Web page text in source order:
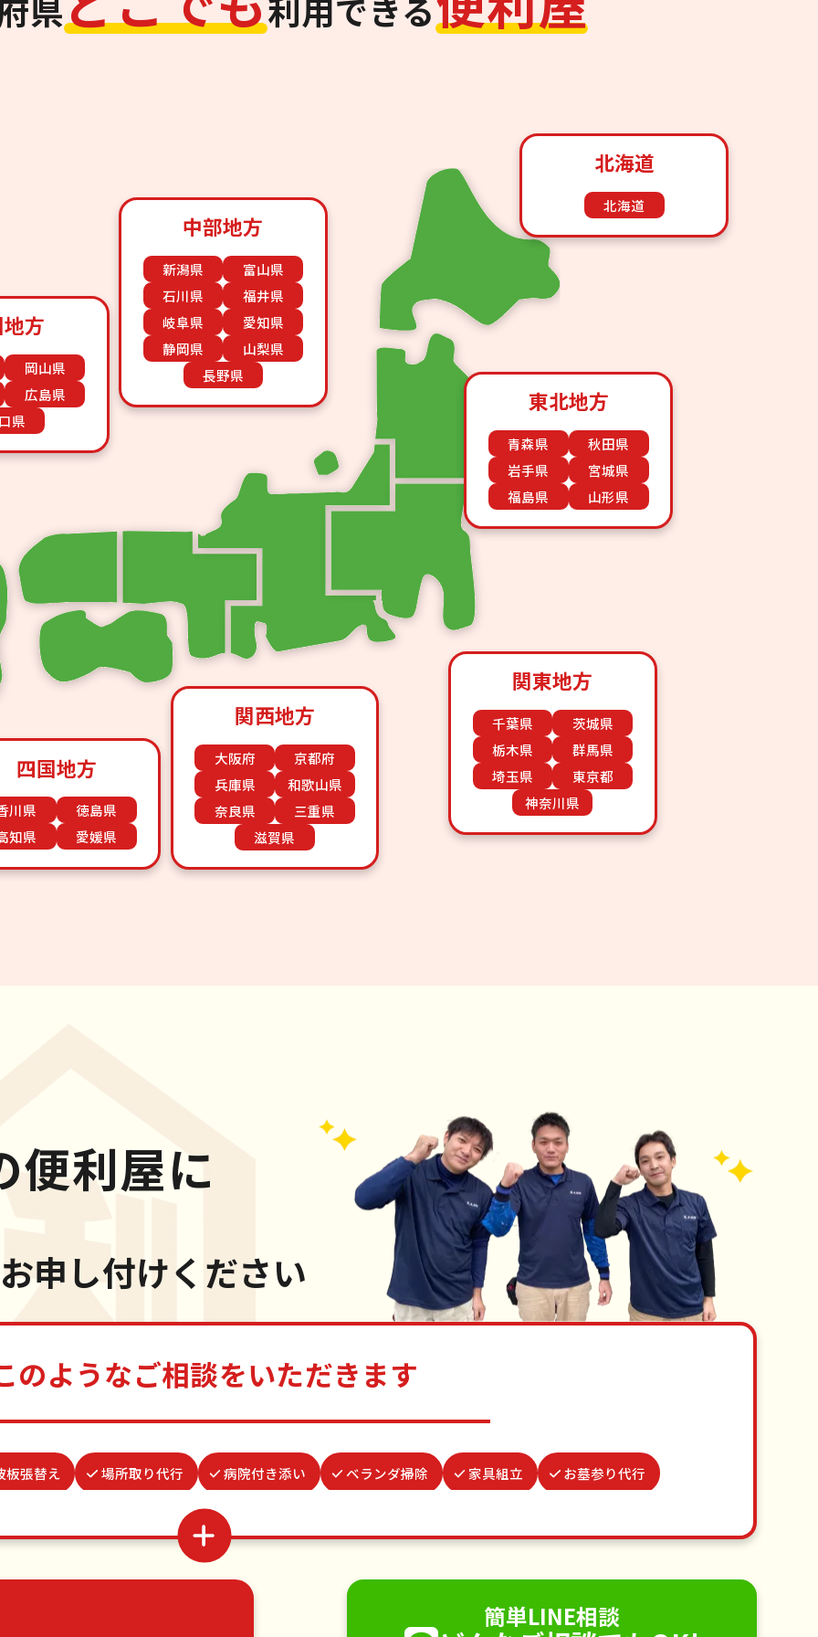
県 利用できる
北海道
北海道
東北地方
青森県
秋田県
岩手県
宮城県
福島県
山形県
関東地方
千葉県
茨城県
栃木県
群馬県
埼玉県
東京都
神奈川県
中部地方
新潟県
富山県
石川県
福井県
岐阜県
愛知県
静岡県
山梨県
長野県
関西地方
大阪府
京都府
兵庫県
和歌山県
奈良県
三重県
滋賀県
四国地方
川県
徳島県
知県
愛媛県
方
岡山県
広島県
県
便利屋に
お申し付けください
のようなご相談をいただきます
板張替え 場所取り代行 病院付き添い ベランダ掃除 家具組立 お墓参り代行
水道パッキン交換
お庭の水やり
植木の剪定 植木の伐採
簡単LINE相談